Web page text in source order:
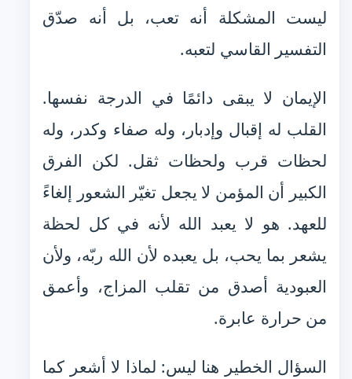
ليست المشكلة أنه تعب، بل أنه صدّق
التفسير القاسي لتعبه.
الإيمان لا يبقى دائمًا في الدرجة نفسها.
القلب له إقبال وإدبار، وله صفاء وكدر، وله
لحظات قرب ولحظات ثقل. لكن الفرق
الكبير أن المؤمن لا يجعل تغيّر الشعور إلغاءً
للعهد. هو لا يعبد الله لأنه في كل لحظة
يشعر بما يحب، بل يعبده لأن الله ربّه، ولأن
العبودية أصدق من تقلب المزاج، وأعمق
من حرارة عابرة.
السؤال الخطير هنا ليس: لماذا لا أشعر كما